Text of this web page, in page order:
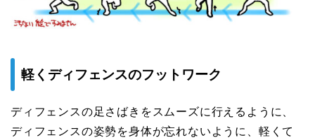
軽くディフェンスのフットワーク
ディフェンスの足さばきをスムーズに行えるように、
ディフェンスの姿勢を身体が忘れないように、軽くて